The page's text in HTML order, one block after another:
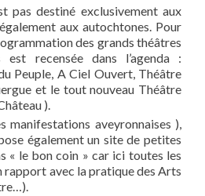
pas destiné exclusivement aux
aux autochtones. Pour
des grands théâtres
est recensée dans l’agenda :
Peuple, A Ciel Ouvert, Théâtre
et le tout nouveau Théâtre
).
manifestations aveyronnaises ),
également un site de petites
« le bon coin » car ici toutes les
rapport avec la pratique des Arts